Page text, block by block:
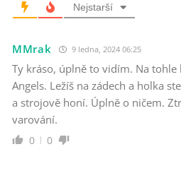
Nejstarší
MMrak 9 ledna, 2024 06:25
Ty kráso, úplně to vidím. Na
Angels. Ležíš na zádech a holka
a strojově honí. Úplně o ničem.
varování.
0 0